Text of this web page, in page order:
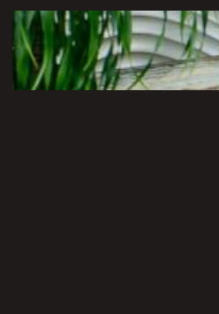
Robot Operasi
Dunia Kini Hadir
Melalui RS
Senin, 20 Juli